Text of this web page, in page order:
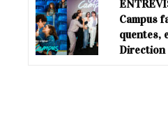
Campus
quentes,
Direction